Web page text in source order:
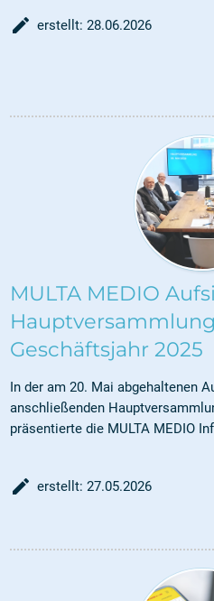
begeistert die Produktion „Der
Fulda mit einer atmosphärischen
erstellt: 28.06.2026
MULTA MEDIO
Geschäftsjahr 2025
In der am 20. Mai abgehaltenen
anschließenden
präsentierte die MULTA MEDIO
Lob bedacht wurde. „Dieses
an euch weitergeben“, so
Team gerichtet. „Vielen lieben
gemeinsame Leistung, auf die
erstellt: 27.05.2026